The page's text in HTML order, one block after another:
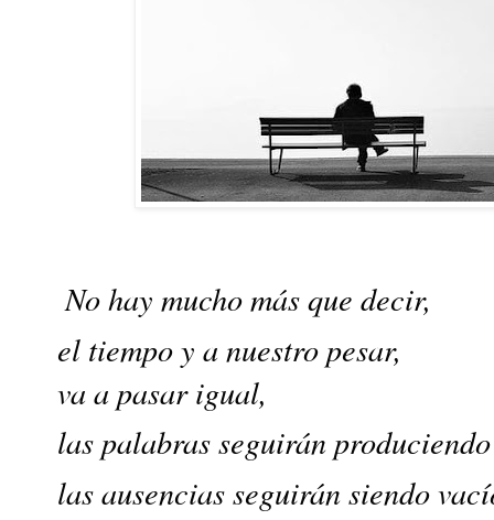
No hay mucho más que decir,
el tiempo y a nuestro pesar,
va a pasar igual,
las palabras seguirán
las ausencias seguirán siendo